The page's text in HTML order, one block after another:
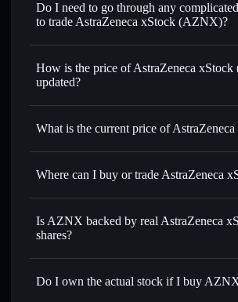
Do I need to go through any
to trade AstraZeneca xStock (AZNX)?
How is the price of AstraZeneca
updated?
AstraZeneca xStock
What is the current price of
AstraZeneca xStock
Where can I buy or trade AstraZeneca
Is AZNX backed by real AstraZeneca
shares?
Do I own the actual stock if I buy